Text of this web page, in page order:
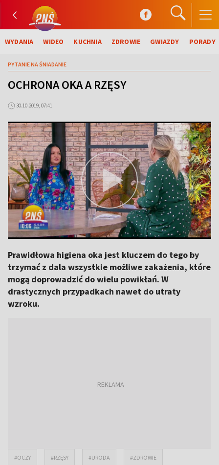
WYDANIA WIDEO KUCHNIA ZDROWIE GWIAZDY PORADY
PYTANIE NA ŚNIADANIE
OCHRONA OKA A RZĘSY
30.10.2019, 07:41
Prawidłowa higiena oka jest kluczem do tego by
trzymać z dala wszystkie możliwe zakażenia, które
mogą doprowadzić do wielu powikłań. W
drastycznych przypadkach nawet do utraty
wzroku.
#OCZY #RZĘSY #URODA #ZDROWIE